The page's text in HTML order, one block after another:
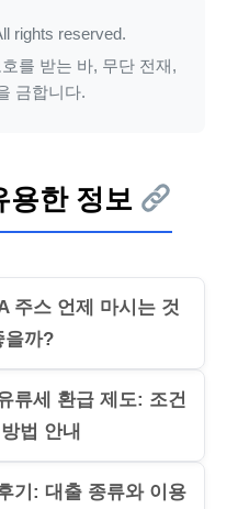
rights reserved.
를 받는 바, 무단 전재,
금합니다.
용한 정보
주스 언제 마시는 것
을까?
류세 환급 제도: 조건
법 안내
기: 대출 종류와 이용